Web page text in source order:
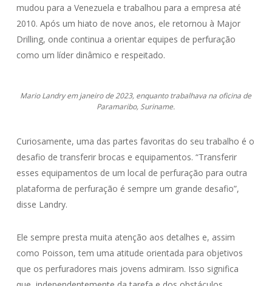
mudou para a Venezuela e trabalhou para a empresa até
2010. Após um hiato de nove anos, ele retornou à Major
Drilling, onde continua a orientar equipes de perfuração
como um líder dinâmico e respeitado.
Mario Landry em janeiro de 2023, enquanto trabalhava na oficina de
Paramaribo, Suriname.
Curiosamente, uma das partes favoritas do seu trabalho é o
desafio de transferir brocas e equipamentos. “Transferir
esses equipamentos de um local de perfuração para outra
plataforma de perfuração é sempre um grande desafio”,
disse Landry.
Ele sempre presta muita atenção aos detalhes e, assim
como Poisson, tem uma atitude orientada para objetivos
que os perfuradores mais jovens admiram. Isso significa